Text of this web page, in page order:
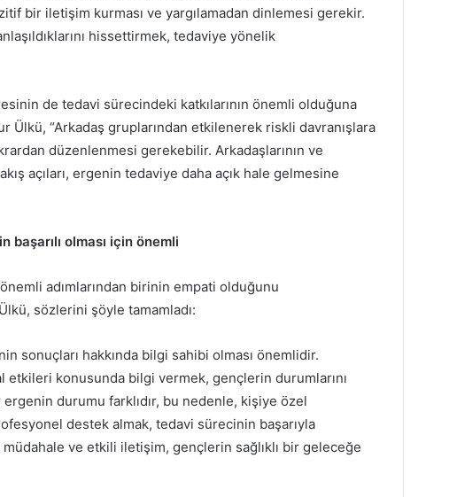
bir iletişim kurması ve yargılamadan dinlemesi gerekir.
hissettirmek, tedaviye yönelik
de tedavi sürecindeki katkılarının önemli olduğuna
Ülkü, “Arkadaş gruplarından etkilenerek riskli davranışlara
düzenlenmesi gerekebilir. Arkadaşlarının ve
açıları, ergenin tedaviye daha açık hale gelmesine
olması için önemli
adımlarından birinin empati olduğunu
sözlerini şöyle tamamladı:
sonuçları hakkında bilgi sahibi olması önemlidir.
etkileri konusunda bilgi vermek, gençlerin durumlarını
ergenin durumu farklıdır, bu nedenle, kişiye özel
destek almak, tedavi sürecinin başarıyla
müdahale ve etkili iletişim, gençlerin sağlıklı bir geleceğe